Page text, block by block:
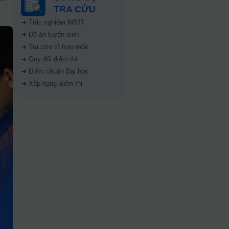
TRA CỨU
➜ Trắc nghiệm MBTI
➜ Đề án tuyển sinh
➜ Tra cứu tổ hợp môn
➜ Quy đổi điểm thi
➜ Điểm chuẩn Đại học
➜ Xếp hạng điểm thi